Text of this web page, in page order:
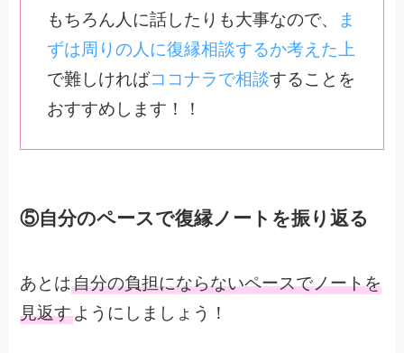
もちろん人に話したりも大事なので、
ま
ずは周りの人に復縁相談するか考えた上
で難しければココナラで相談することを
おすすめします！！
⑤自分のペースで復縁ノートを振り返る
あとは自分の負担にならないペースでノートを
見返すようにしましょう！